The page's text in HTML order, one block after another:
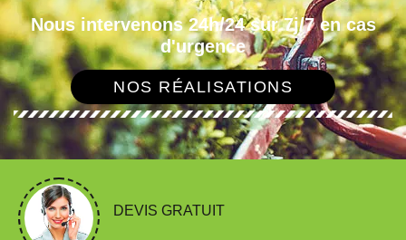
Nous intervenons 24h/24 sur 7j/7 en cas
d'urgence
NOS RÉALISATIONS
DEVIS GRATUIT